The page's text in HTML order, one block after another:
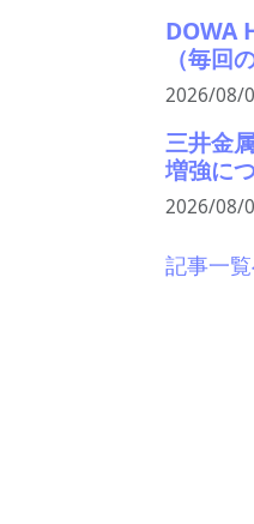
DOWA
（毎回
2026/08/
三井金
増強に
2026/08/
記事一